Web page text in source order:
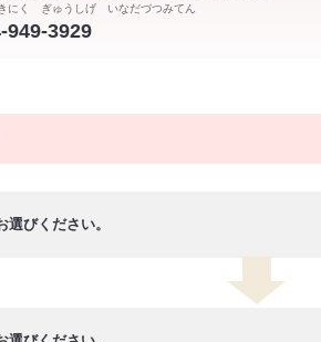
にく ぎゅうしげ いなだづつみてん
949-3929
選びください。